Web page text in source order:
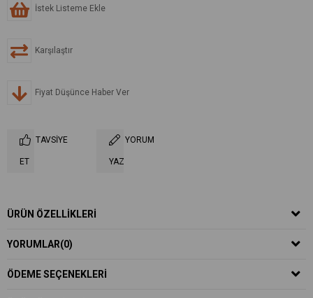
İstek Listeme Ekle
Karşılaştır
Fiyat Düşünce Haber Ver
TAVSIYE
ET
YORUM
YAZ
ÜRÜN ÖZELLIKLERI
YORUMLAR(0)
ÖDEME SEÇENEKLERI